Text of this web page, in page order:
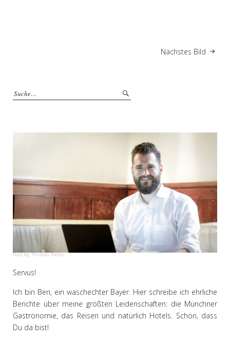
Nächstes Bild
Foto by Thomas Fedra
Servus!
Ich bin Ben, ein waschechter Bayer. Hier schreibe ich ehrliche
Berichte über meine größten Leidenschaften: die Münchner
Gastronomie, das Reisen und natürlich Hotels. Schön, dass
Du da bist!